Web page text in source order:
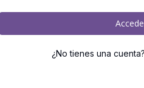
¿No tienes una cuenta?